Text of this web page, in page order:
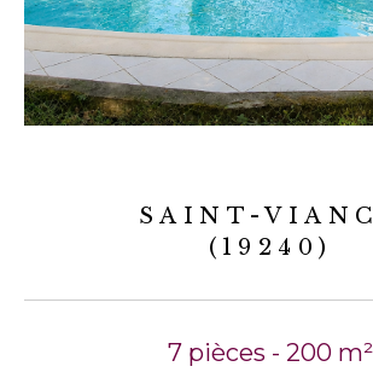
SAINT-
(19240)
7 pièces - 200 m²